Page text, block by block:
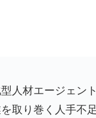
人材エージェント
取り巻く人手不